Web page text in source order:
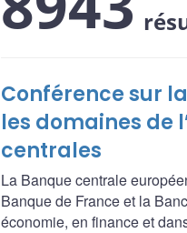
Conférence sur
les domaines de
centrales
La Banque centrale
Banque de France et la
économie, en finance et